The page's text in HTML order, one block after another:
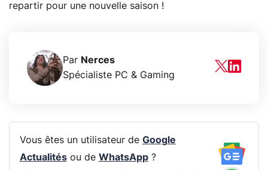
repartir pour une nouvelle saison !
Par Nerces
Spécialiste PC & Gaming
Vous êtes un utilisateur de Google
Actualitésou de WhatsApp?